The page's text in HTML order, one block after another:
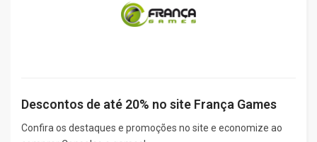
Descontos de até 20% no site França Games
Confira os destaques e promoções no site e economize ao